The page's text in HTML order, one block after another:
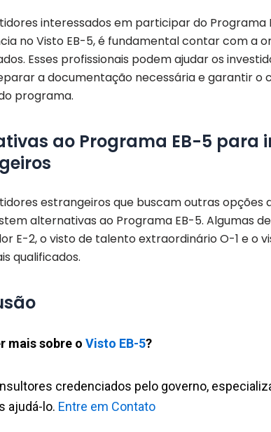
interessados em participar do
no Visto EB-5, é fundamental contar com a
Esses profissionais podem ajudar os
a documentação necessária e garantir o
programa.
ao Programa EB-5 para
estrangeiros que buscam outras opções
alternativas ao Programa EB-5. Algumas
E-2, o visto de talento extraordinário O-1 e o
qualificados.
mais sobre o Visto EB-5?
credenciados pelo governo,
ajudá-lo. Entre em Contato